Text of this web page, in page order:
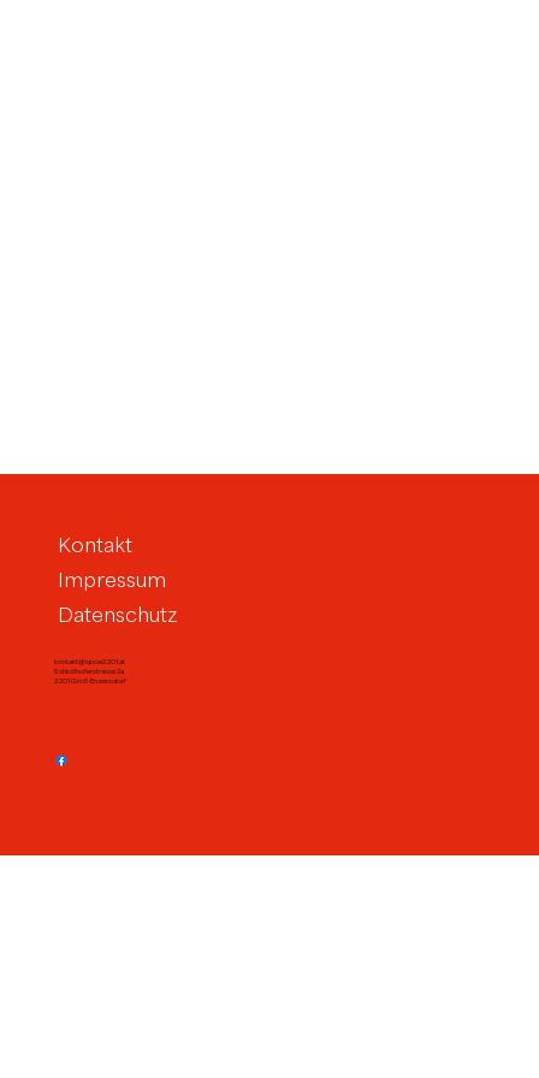
kontakt@spoe2301.at
Schloßhoferstrasse 2a
2301 Groß-Enzersdorf
Kontakt
Impressum
Datenschutz